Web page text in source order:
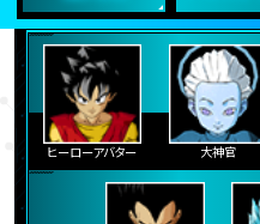
ヒーローアバター 大神官